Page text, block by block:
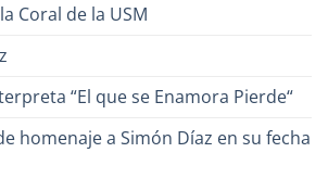
Coral de la USM
“El que se Enamora Pierde“
homenaje a Simón Díaz en su fecha